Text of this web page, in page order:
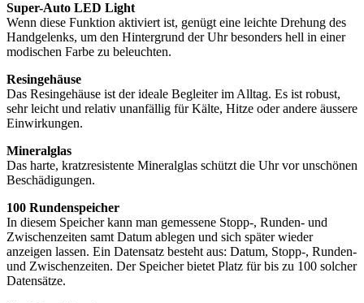
Super-Auto LED Light
Wenn diese Funktion aktiviert ist, genügt eine leichte Drehung des
Handgelenks, um den Hintergrund der Uhr besonders hell in einer
modischen Farbe zu beleuchten.
Resingehäuse
Das Resingehäuse ist der ideale Begleiter im Alltag. Es ist robust,
sehr leicht und relativ unanfällig für Kälte, Hitze oder andere äussere
Einwirkungen.
Mineralglas
Das harte, kratzresistente Mineralglas schützt die Uhr vor unschönen
Beschädigungen.
100 Rundenspeicher
In diesem Speicher kann man gemessene Stopp-, Runden- und
Zwischenzeiten samt Datum ablegen und sich später wieder
anzeigen lassen. Ein Datensatz besteht aus: Datum, Stopp-, Runden-
und Zwischenzeiten. Der Speicher bietet Platz für bis zu 100 solcher
Datensätze.